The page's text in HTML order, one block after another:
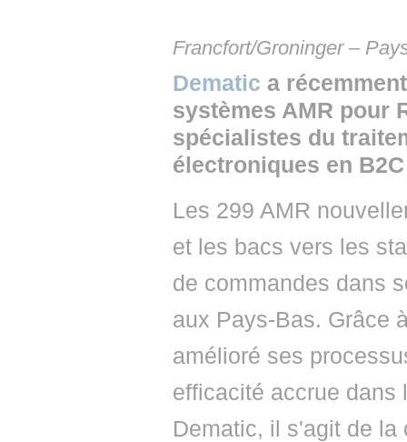
Francfort/Groninger –
Dematic a
systèmes AMR pour
spécialistes du
électroniques en
Les 299 AMR
et les bacs vers les
de commandes dans
aux Pays-Bas. Grâce
amélioré ses
efficacité accrue dans
Dematic, il s'agit de la